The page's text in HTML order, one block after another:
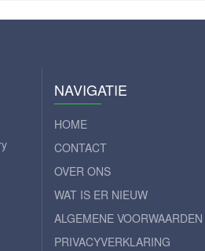
NAVIGATIE
HOME
CONTACT
OVER ONS
WAT IS ER NIEUW
ALGEMENE VOORWAARDEN
PRIVACYVERKLARING